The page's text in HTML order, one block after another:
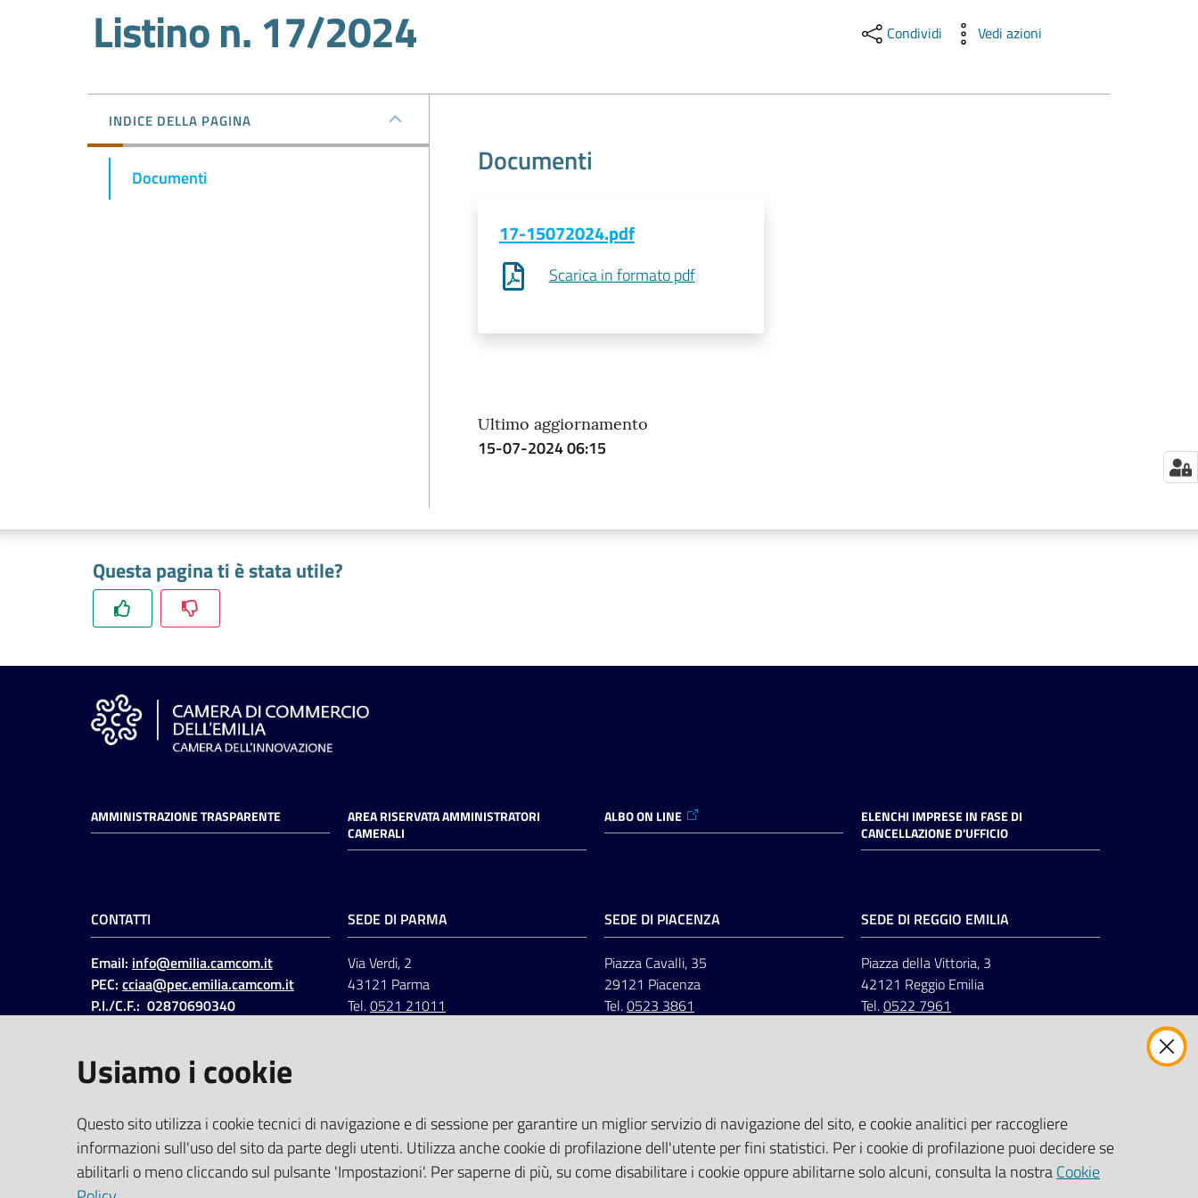
Listino n. 17/2024 Condividi Vedi azioni
INDICE DELLA PAGINA
Documenti Documenti
17-15072024.pdf
Scarica in formato pdf
Ultimo aggiornamento
15-07-2024 06:15
Questa pagina ti è stata utile?
AMMINISTRAZIONE TRASPARENTE
AREA RISERVATA AMMINISTRATORI
CAMERALI
ALBO ON LINE
ELENCHI IMPRESE IN FASE DI
CANCELLAZIONE D'UFFICIO
CONTATTI
Email: info@emilia.camcom.it
PEC: cciaa@pec.emilia.camcom.it
P.I./C.F.: 02870690340
Codice IPA: ccem
SEDE DI PARMA
Via Verdi, 2
43121 Parma
Tel.0521 21011
SEDE DI PIACENZA
Piazza Cavalli, 35
29121 Piacenza
Tel.0523 3861
SEDE DI REGGIO EMILIA
Piazza della Vittoria, 3
42121 Reggio Emilia
Tel.0522 7961
SOCIAL
LinkedinFacebookInstagram
Usiamo i cookie
Questo sito utilizza i cookie tecnici di navigazione e di sessione per garantire un miglior servizio di navigazione del sito, e cookie analitici per raccogliere
informazioni sull'uso del sito da parte degli utenti. Utilizza anche cookie di profilazione dell'utente per fini statistici. Per i cookie di profilazione puoi decidere se
abilitarli o meno cliccando sul pulsante 'Impostazioni'. Per saperne di più, su come disabilitare i cookie oppure abilitarne solo alcuni, consulta la nostraCookie